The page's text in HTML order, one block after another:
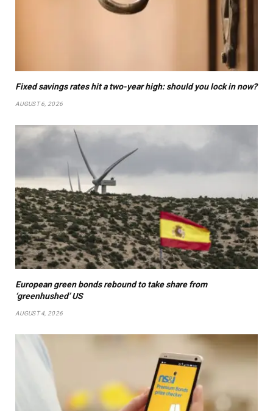
Fixed savings rates hit a two-year high: should you lock in now?
AUGUST 6, 2026
European green bonds rebound to take share from
‘greenhushed’ US
AUGUST 4, 2026